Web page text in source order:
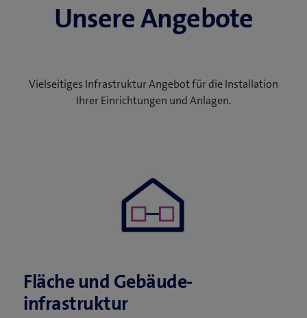
Unsere Angebote
Vielseitiges Infrastruktur Angebot für die Installation
Ihrer Einrichtungen und Anlagen.
Fläche und Gebäude­
infrastruktur